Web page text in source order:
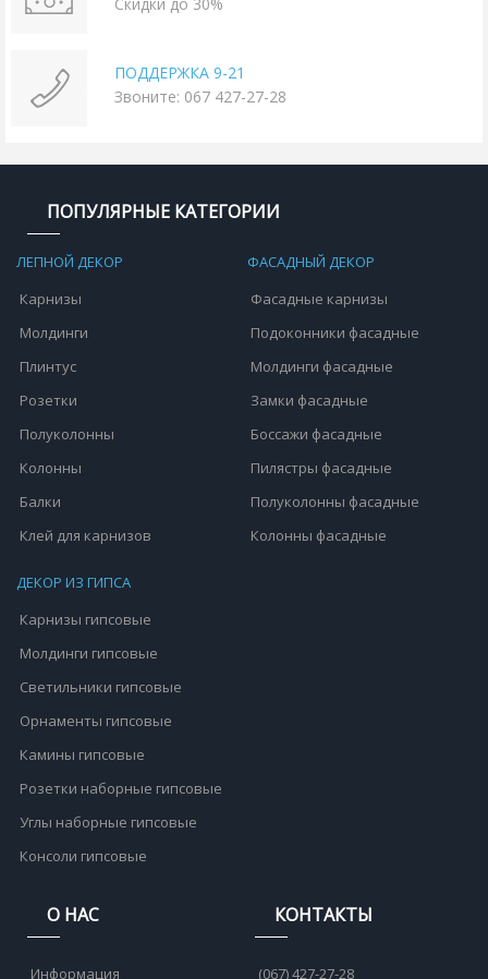
ПОДДЕРЖКА 9-21
Звоните: 067 427-27-28
ПОПУЛЯРНЫЕ КАТЕГОРИИ
ЛЕПНОЙ ДЕКОР
Карнизы
Молдинги
Плинтус
Розетки
Полуколонны
Колонны
Балки
Клей для карнизов
ФАСАДНЫЙ ДЕКОР
Фасадные карнизы
Подоконники фасадные
Молдинги фасадные
Замки фасадные
Боссажи фасадные
Пилястры фасадные
Полуколонны фасадные
Колонны фасадные
ДЕКОР ИЗ ГИПСА
Карнизы гипсовые
Молдинги гипсовые
Светильники гипсовые
Орнаменты гипсовые
Камины гипсовые
Розетки наборные гипсовые
Углы наборные гипсовые
Консоли гипсовые
О НАС
Информация
КОНТАКТЫ
(067) 427-27-28